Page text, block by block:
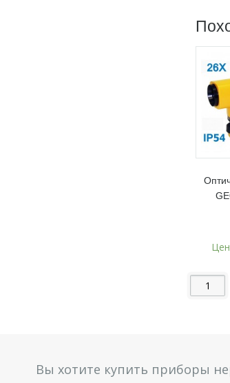
Вы хотите купить приборы